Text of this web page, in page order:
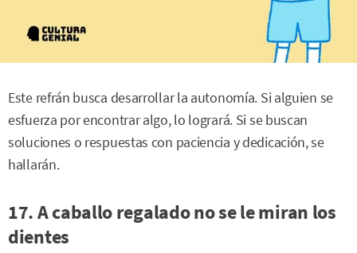
Este refrán busca desarrollar la autonomía. Si alguien se
esfuerza por encontrar algo, lo logrará. Si se buscan
soluciones o respuestas con paciencia y dedicación, se
hallarán.
17. A caballo regalado no se le miran los
dientes